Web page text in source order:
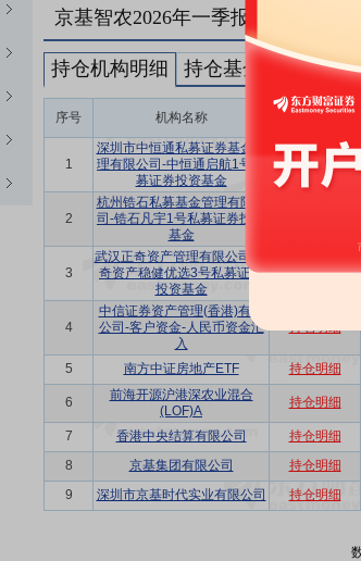
京基智农2026年一季报机构持仓明细
持仓机构明细 持仓基金明细 持仓
序号 机构名称 相关链接
1
深圳市中恒通私募证券基金管
理有限公司-中恒通启航1号私
募证券投资基金
持仓明细
2
杭州锆石私募基金管理有限公
司-锆石凡宇1号私募证券投资
基金
3
武汉正奇资产管理有限公司-正
奇资产稳健优选3号私募证券
投资基金
持仓明细
4
中信证券资产管理(香港)有限
公司-客户资金-人民币资金汇
入
持仓明细
5 南方中证房地产ETF 持仓明细
6
前海开源沪港深农业混合
(LOF)A
持仓明细
7 香港中央结算有限公司 持仓明细
8
京基集团有限公司 持仓明细
9
深圳市京基时代实业有限公司 持仓明细